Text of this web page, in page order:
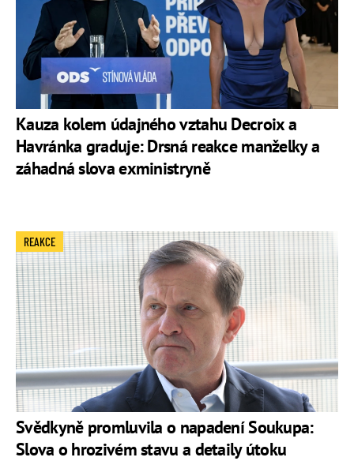
Kauza kolem údajného vztahu Decroix a
Havránka graduje: Drsná reakce manželky a
záhadná slova exministryně
Svědkyně promluvila o napadení Soukupa:
Slova o hrozivém stavu a detaily útoku
REAKCE